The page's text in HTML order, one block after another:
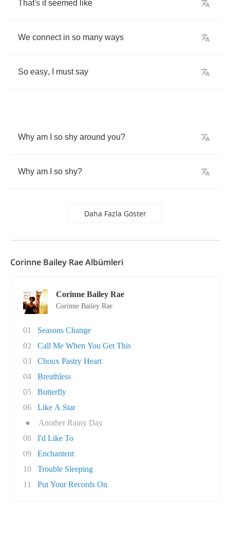
That's it seemed like
We connect in so many ways
So easy, must say
Why am so shy around you?
Why am so shy?
Daha Fazla Göster
Corinne Bailey Rae Albümleri
Corinne Bailey Rae
Corinne Bailey Rae
01
Seasons Change
02
Call Me When You Get This
03
Choux Pastry Heart
04
Breathless
05
Butterfly
06
Like A Star
●
Another Rainy Day
08
I'd Like To
09
Enchantent
10
Trouble Sleeping
11
Put Your Records On